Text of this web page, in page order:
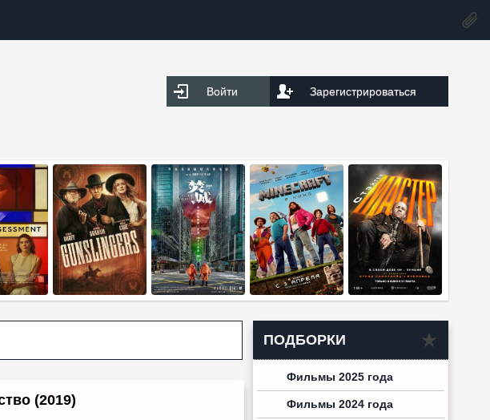
Войти Зарегистрироваться
(2019)
ПОДБОРКИ
Фильмы 2025 года
Фильмы 2024 года